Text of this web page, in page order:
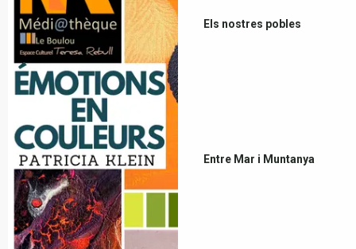
Els nostres pobles
Entre Mar i Muntanya